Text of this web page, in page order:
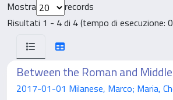
Mostra
records
Risultati 1 - 4 di 4 (tempo di esecuzione:
Between the Roman and
2017-01-01 Milanese, Marco; Maria,